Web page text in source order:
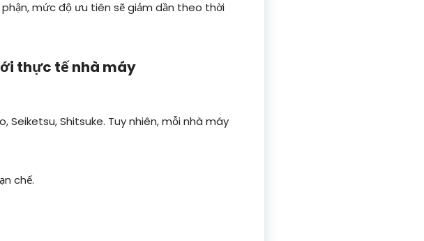
mức độ ưu tiên sẽ giảm dần theo thời
thực tế nhà máy
Seiketsu, Shitsuke. Tuy nhiên, mỗi nhà máy
chế.